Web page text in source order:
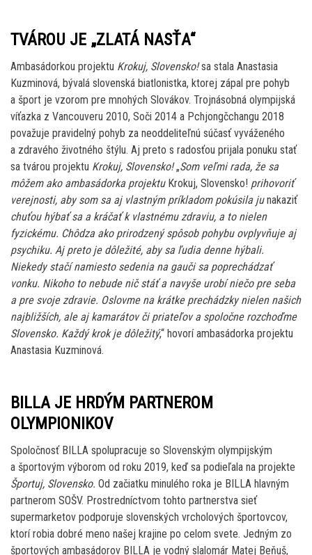
TVÁROU JE „ZLATÁ NASŤA“
Ambasádorkou projektu Krokuj, Slovensko!sa stala Anastasia
Kuzminová, bývalá slovenská biatlonistka, ktorej zápal pre pohyb
a šport je vzorom pre mnohých Slovákov. Trojnásobná olympijská
víťazka z Vancouveru 2010, Soči 2014 a Pchjongčchangu 2018
považuje pravidelný pohyb za neoddeliteľnú súčasť vyváženého
a zdravého životného štýlu. Aj preto s radosťou prijala ponuku stať
sa tvárou projektu Krokuj, Slovensko!„Som veľmi rada, že sa
môžem ako ambasádorka projektu Krokuj, Slovensko! prihovoriť
verejnosti, aby som sa aj vlastným príkladom pokúsila junakaziť
chuťou hýbať sa a kráčať k vlastnému zdraviu, a to nielen
fyzickému. Chôdza ako prirodzený spôsob pohybu ovplyvňuje aj
psychiku. Aj preto je dôležité, aby sa ľudia denne hýbali.
Niekedy stačí namiesto sedenia na gauči sa poprechádzať
vonku. Nikoho to nebude nič stáť a navyše urobí niečo pre seba
a pre svoje zdravie. Oslovme na krátke prechádzky nielen našich
najbližších, ale aj kamarátov či priateľov a spoločne rozchoďme
Slovensko. Každý krok je dôležitý,“ hovorí ambasádorka projektu
Anastasia Kuzminová.
BILLA JE HRDÝM PARTNEROM
OLYMPIONIKOV
Spoločnosť BILLA spolupracuje so Slovenským olympijským
a športovým výborom od roku 2019, keď sa podieľala na projekte
Športuj, Slovensko. Od začiatku minulého roka je BILLA hlavným
partnerom SOŠV. Prostredníctvom tohto partnerstva sieť
supermarketov podporuje slovenských vrcholových športovcov,
ktorí robia dobré meno našej krajine po celom svete. Jedným zo
športových ambasádorov BILLA je vodný slalomár Matej Beňuš,